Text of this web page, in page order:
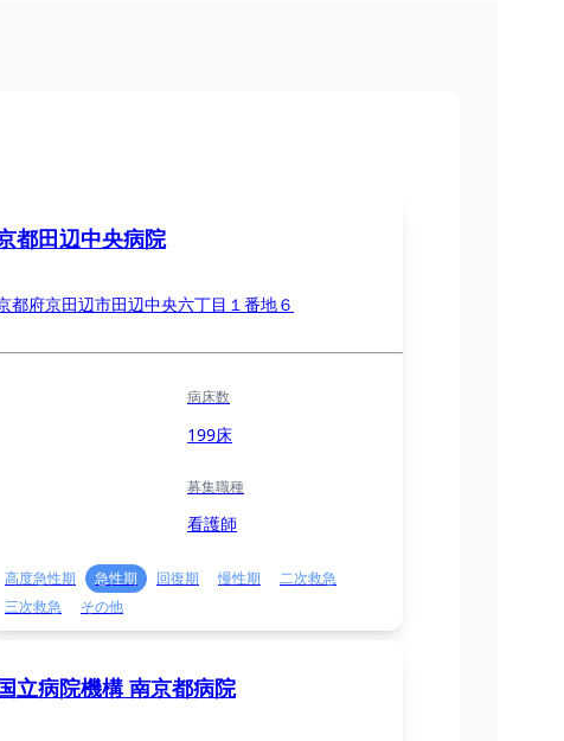
都田辺中央病院
都府京田辺市田辺中央六丁目１番地６
病床数
199床
募集職種
看護師
高度急性期 急性期 回復期 慢性期
二次救急
三次救急
その他
立病院機構 南京都病院